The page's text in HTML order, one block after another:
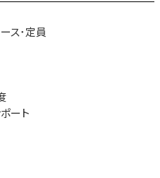
ス･定員
ート